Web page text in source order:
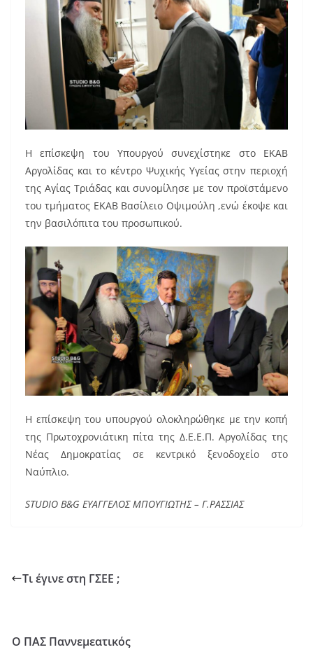
Η επίσκεψη του Υπουργού συνεχίστηκε στο ΕΚΑΒ
Αργολίδας και το κέντρο Ψυχικής Υγείας στην περιοχή
της Αγίας Τριάδας και συνομίλησε με τον προϊστάμενο
του τμήματος ΕΚΑΒ Βασίλειο Οψιμούλη ,ενώ έκοψε και
την βασιλόπιτα του προσωπικού.
Η επίσκεψη του υπουργού ολοκληρώθηκε με την κοπή
της Πρωτοχρονιάτικη πίτα της Δ.Ε.Ε.Π. Αργολίδας της
Νέας Δημοκρατίας σε κεντρικό ξενοδοχείο στο
Ναύπλιο.
STUDIO B&G ΕΥΑΓΓΕΛΟΣ ΜΠΟΥΓΙΩΤΗΣ – Γ.ΡΑΣΣΙΑΣ
Τι έγινε στη ΓΣΕΕ ;
Ο ΠΑΣ Παννεμεατικός